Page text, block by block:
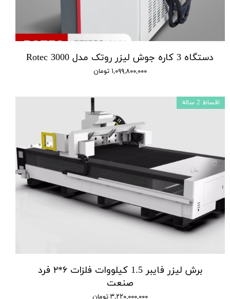
دستگاه 3 کاره جوش لیزر روتک مدل 3000 Rotec
۱,۰۹۹,۸۰۰,۰۰۰ تومان
برش لیزر فایبر 1.5 کیلووات فلزات ۶*۲ فرد
صنعت
۳,۲۲۰,۰۰۰,۰۰۰ تومان
اقساط 2 ساله